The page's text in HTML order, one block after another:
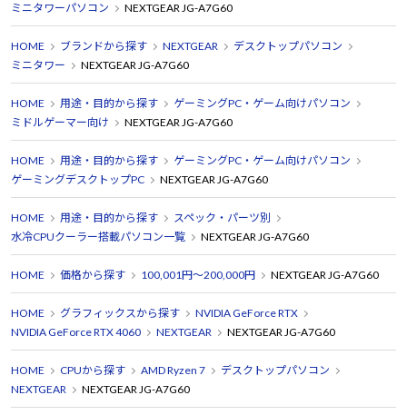
ミニタワーパソコン
NEXTGEAR JG-A7G60
HOME ブランドから探す NEXTGEAR
デスクトップパソコン
ミニタワー
NEXTGEAR JG-A7G60
HOME 用途・目的から探す
ゲーミングPC・ゲーム向けパソコン
ミドルゲーマー向け
NEXTGEAR JG-A7G60
HOME 用途・目的から探す
ゲーミングPC・ゲーム向けパソコン
ゲーミングデスクトップPC
NEXTGEAR JG-A7G60
HOME 用途・目的から探す
スペック・パーツ別
水冷CPUクーラー搭載パソコン一覧
NEXTGEAR JG-A7G60
HOME 価格から探す 100,001円～200,000円 NEXTGEAR JG-A7G60
HOME グラフィックスから探す
NVIDIA GeForce RTX
NVIDIA GeForce RTX 4060
NEXTGEAR NEXTGEAR JG-A7G60
HOME CPUから探す AMD Ryzen 7
デスクトップパソコン
NEXTGEAR
NEXTGEAR JG-A7G60